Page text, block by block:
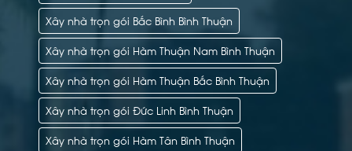
Xây nhà trọn gói Bắc Bình Bình Thuận
Xây nhà trọn gói Hàm Thuận Nam Bình Thuận
Xây nhà trọn gói Hàm Thuận Bắc Bình Thuận
Xây nhà trọn gói Đức Linh Bình Thuận
Xây nhà trọn gói Hàm Tân Bình Thuận